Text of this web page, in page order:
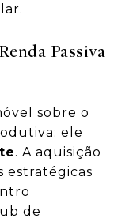
Passiva
sobre o
ele
. A aquisição
estratégicas
de